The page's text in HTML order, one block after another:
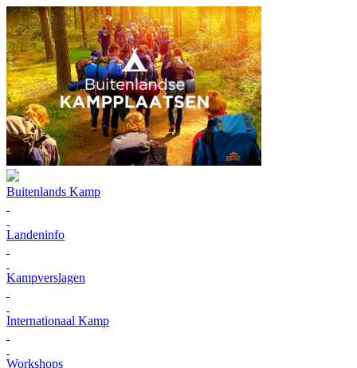
Buitenlands Kamp
Landeninfo
Kampverslagen
Internationaal Kamp
Workshops